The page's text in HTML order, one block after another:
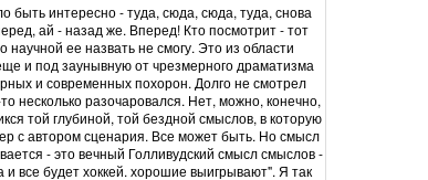
интересно - туда, сюда, сюда, туда, снова
ай - назад же. Вперед! Кто посмотрит - тот
ее назвать не смогу. Это из области
и под заунывную от чрезмерного драматизма
и современных похорон. Долго не смотрел
несколько разочаровался. Нет, можно, конечно,
той глубиной, той бездной смыслов, в которую
с автором сценария. Все может быть. Но смысл
- это вечный Голливудский смысл смыслов -
и все будет хоккей. хорошие выигрывают". Я так